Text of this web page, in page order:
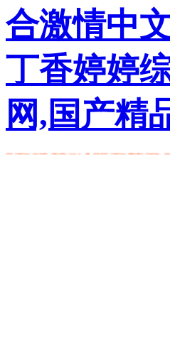
合激情中
丁香婷婷
网,国产精